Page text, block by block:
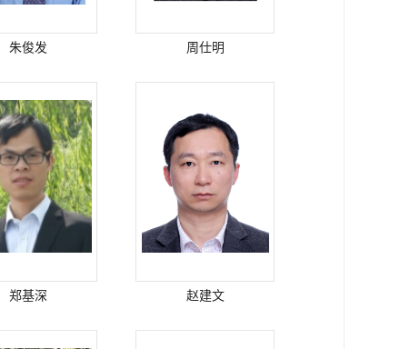
朱俊发 周仕明
郑基深 赵建文